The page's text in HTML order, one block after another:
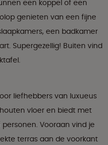
een koppel of een
genieten van een fijne
een badkamer
Supergezellig! Buiten vind
liefhebbers van luxueus
vloer en biedt met
Vooraan vind je
terras aan de voorkant